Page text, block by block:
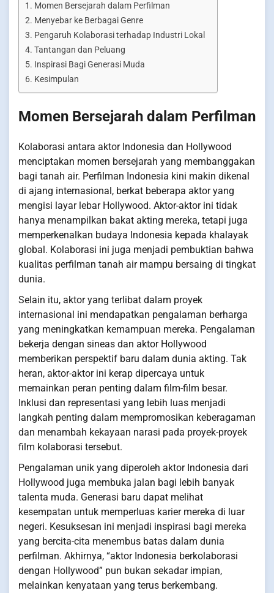
Momen Bersejarah dalam Perfilman
Menyebar ke Berbagai Genre
Pengaruh Kolaborasi terhadap Industri Lokal
Tantangan dan Peluang
Inspirasi Bagi Generasi Muda
Kesimpulan
Momen Bersejarah dalam Perfilman
Kolaborasi antara aktor Indonesia dan Hollywood
menciptakan momen bersejarah yang membanggakan
bagi tanah air. Perfilman Indonesia kini makin dikenal
di ajang internasional, berkat beberapa aktor yang
mengisi layar lebar Hollywood. Aktor-aktor ini tidak
hanya menampilkan bakat akting mereka, tetapi juga
memperkenalkan budaya Indonesia kepada khalayak
global. Kolaborasi ini juga menjadi pembuktian bahwa
kualitas perfilman tanah air mampu bersaing di tingkat
dunia.
Selain itu, aktor yang terlibat dalam proyek
internasional ini mendapatkan pengalaman berharga
yang meningkatkan kemampuan mereka. Pengalaman
bekerja dengan sineas dan aktor Hollywood
memberikan perspektif baru dalam dunia akting. Tak
heran, aktor-aktor ini kerap dipercaya untuk
memainkan peran penting dalam film-film besar.
Inklusi dan representasi yang lebih luas menjadi
langkah penting dalam mempromosikan keberagaman
dan menambah kekayaan narasi pada proyek-proyek
film kolaborasi tersebut.
Pengalaman unik yang diperoleh aktor Indonesia dari
Hollywood juga membuka jalan bagi lebih banyak
talenta muda. Generasi baru dapat melihat
kesempatan untuk memperluas karier mereka di luar
negeri. Kesuksesan ini menjadi inspirasi bagi mereka
yang bercita-cita menembus batas dalam dunia
perfilman. Akhirnya, “aktor Indonesia berkolaborasi
dengan Hollywood” pun bukan sekadar impian,
melainkan kenyataan yang terus berkembang.